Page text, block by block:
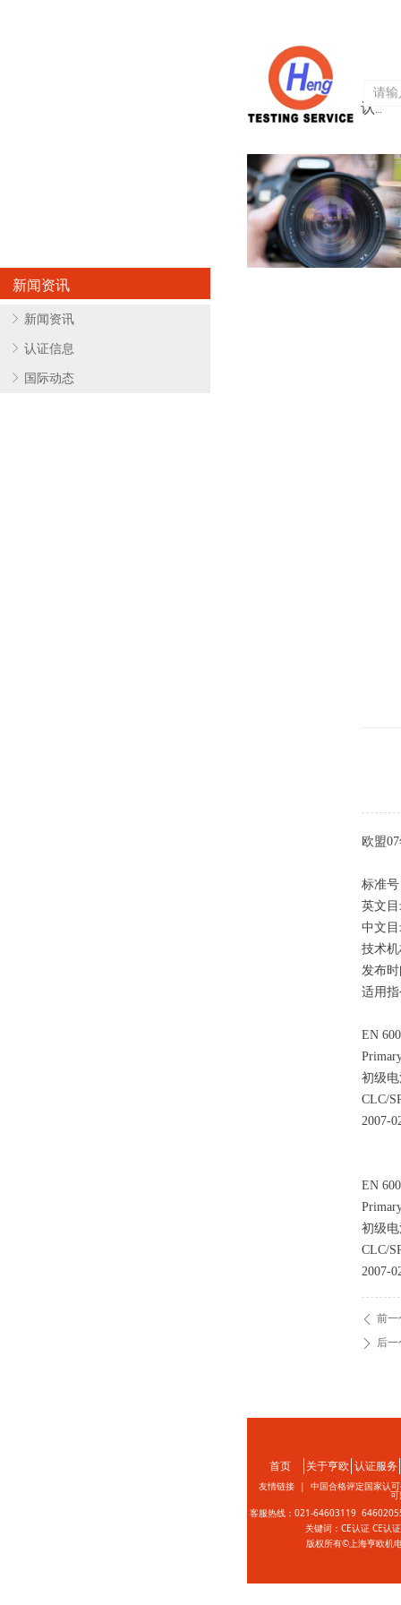
认证服务
欧盟
标准号
英文目
中文目
技术机
发布时
适用指
EN
初级
CLC/
2007-
EN
初级
CLC/
2007-
ꄴ 前一
ꄲ 后一
新闻资讯
ꁕ 新闻资讯
ꁕ 认证信息
ꁕ 国际动态
首页 关于亨欧 认证服务
友情链接 | 中国合格评定国家认
客服热线：021-64603119
关键词：CE认证 CE认
版权所有©上海亨欧机